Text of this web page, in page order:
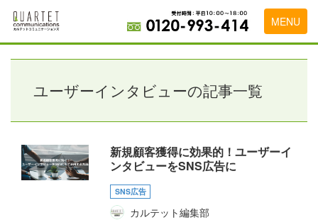
MENU
トップページ
料金表
初めて導入をお考えの方
代理店の乗り換えをお考えの方
広告代理店・HP制作会社様へ
ユーザーインタビューの記事一覧
新規顧客獲得に効果的！ユーザーイ
ンタビューをSNS広告に
SNS広告
カルテット編集部